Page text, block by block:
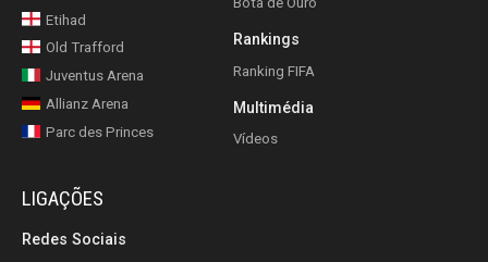
Etihad
Old Trafford
Juventus Arena
Allianz Arena
Parc des Princes
Rankings
Ranking FIFA
Multimédia
Vídeos
LIGAÇÕES
Redes Sociais